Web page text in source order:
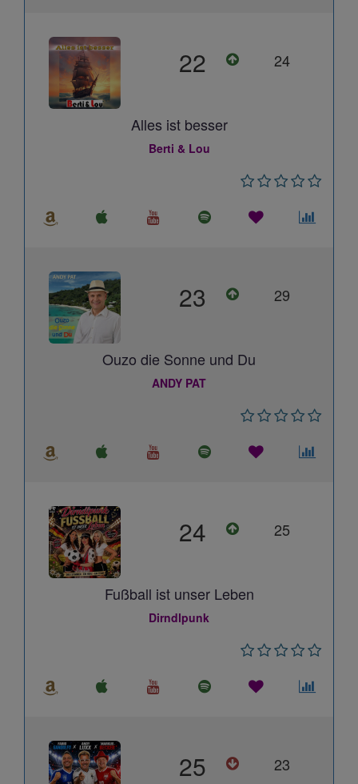
22 24
Alles ist besser
Berti & Lou
23 29
Ouzo die Sonne und Du
ANDY PAT
24 25
Fußball ist unser Leben
Dirndlpunk
25 23